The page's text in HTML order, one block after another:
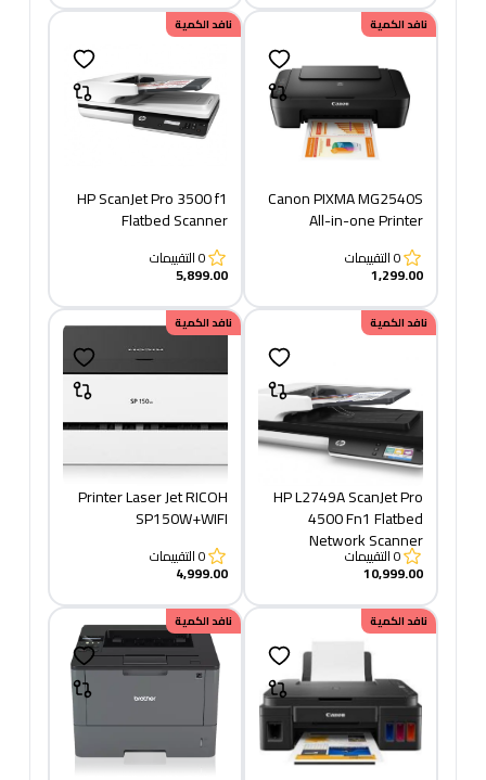
نافد الكمية
Canon PIXMA MG2540S
All-in-one Printer
0التقييمات
1,299.00
نافد الكمية
HP ScanJet Pro 3500 f1
Flatbed Scanner
0التقييمات
5,899.00
نافد الكمية
HP L2749A ScanJet Pro
4500 Fn1 Flatbed
Network Scanner
0التقييمات
10,999.00
نافد الكمية
Printer Laser Jet RICOH
SP150W+WIFI
0التقييمات
4,999.00
نافد الكمية نافد الكمية